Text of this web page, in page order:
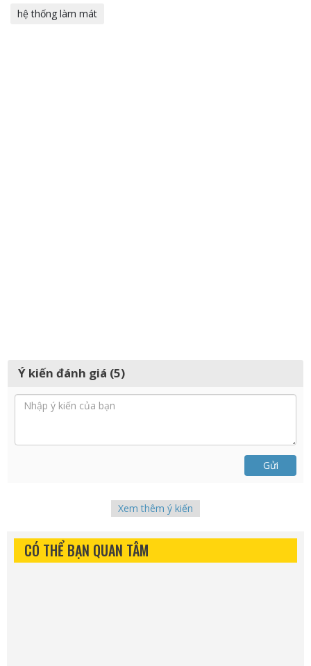
hệ thống làm mát
Ý kiến đánh giá (5)
Gửi
Xem thêm ý kiến
CÓ THỂ BẠN QUAN TÂM